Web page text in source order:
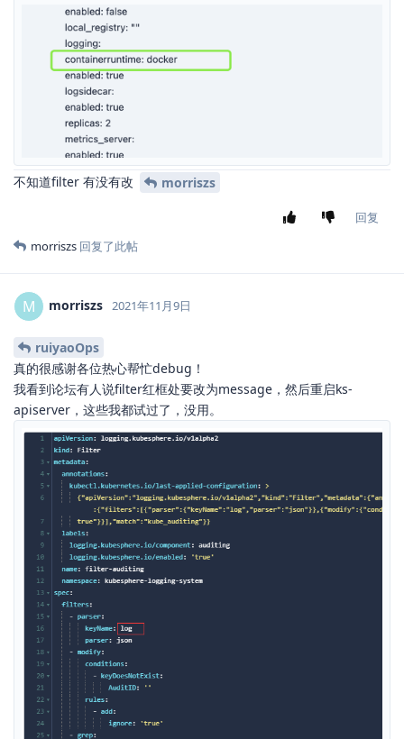
不知道filter 有没有改 morriszs
回复
morriszs 回复了此帖
M morriszs 2021年11月9日
ruiyaoOps
真的很感谢各位热心帮忙debug！
我看到论坛有人说filter红框处要改为message，然后重启ks-
apiserver，这些我都试过了，没用。